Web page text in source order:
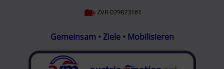
ZVR 029823161
Gemeinsam • Ziele • Mobilisieren